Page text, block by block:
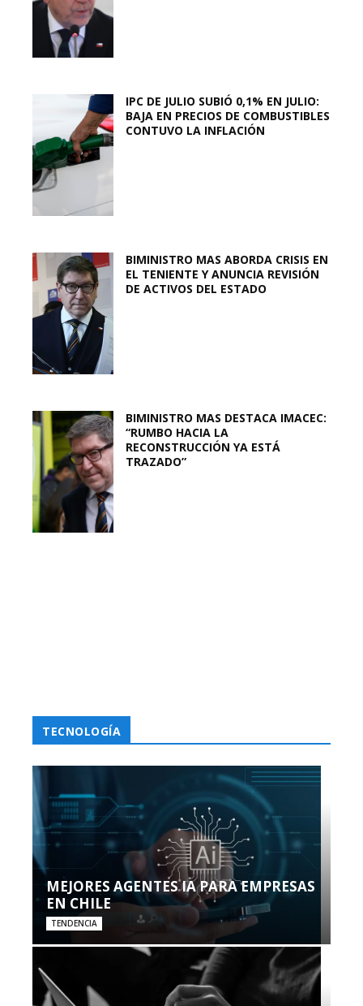
IPC DE JULIO SUBIÓ 0,1% EN JULIO:
BAJA EN PRECIOS DE COMBUSTIBLES
CONTUVO LA INFLACIÓN
BIMINISTRO MAS ABORDA CRISIS EN
EL TENIENTE Y ANUNCIA REVISIÓN
DE ACTIVOS DEL ESTADO
BIMINISTRO MAS DESTACA IMACEC:
“RUMBO HACIA LA
RECONSTRUCCIÓN YA ESTÁ
TRAZADO”
TECNOLOGÍA
MEJORES AGENTES IA PARA EMPRESAS
EN CHILE
TENDENCIA